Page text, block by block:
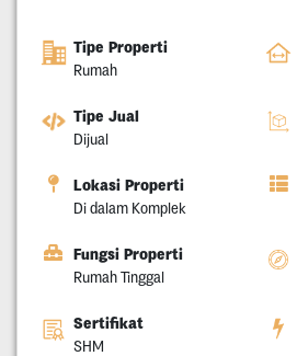
Tipe Properti
Rumah
Tipe Jual
Dijual
Lokasi Properti
Di dalam Komplek
Fungsi Properti
Rumah Tinggal
Sertifikat
SHM